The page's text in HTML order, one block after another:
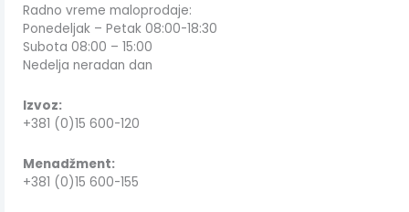
Radno vreme maloprodaje:
Ponedeljak – Petak 08:00-18:30
Subota 08:00 – 15:00
Nedelja neradan dan
Izvoz:
+381 (0)15 600-120
Menadžment:
+381 (0)15 600-155